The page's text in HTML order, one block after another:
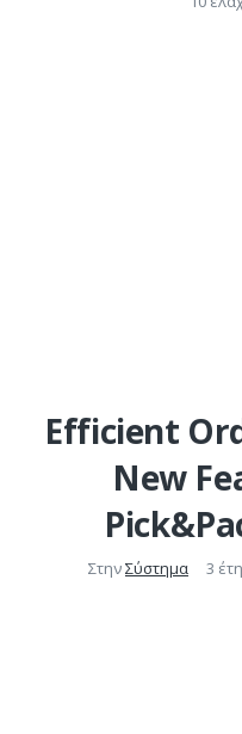
Efficient
New
ΣτηνΣύστημα 3